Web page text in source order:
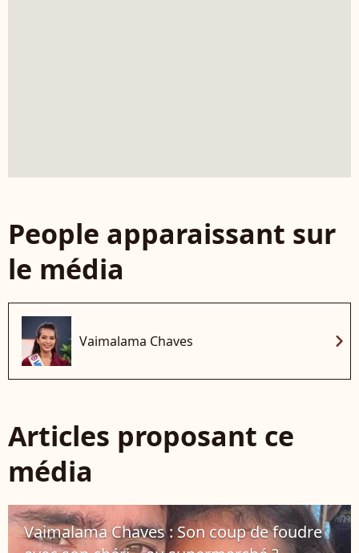
People apparaissant sur
le média
Vaimalama Chaves chevron_right
Articles proposant ce
média
Vaimalama Chaves : Son coup de foudre